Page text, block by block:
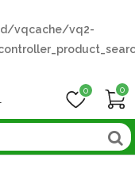
vqcache/vq2-
0 0